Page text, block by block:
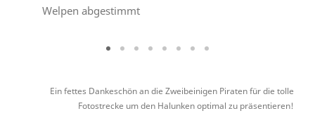
Welpen abgestimmt
Ein fettes Dankeschön an die Zweibeinigen Piraten für die tolle
Fotostrecke um den Halunken optimal zu präsentieren!